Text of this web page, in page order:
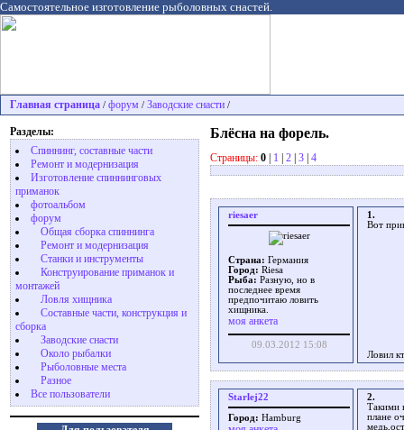
Самостоятельное изготовление рыболовных снастей.
Главная страница / форум / Заводские снасти /
Разделы:
Спиннинг, составные части
Ремонт и модернизация
Изготовление спиннинговых
приманок
фотоальбом
форум
Общая сборка спиннинга
Ремонт и модернизация
Станки и инструменты
Конструирование приманок и
монтажей
Ловля хищника
Cоставные части, конструкция и
сборка
Заводские снасти
Около рыбалки
Рыболовные места
Разное
Все пользователи
Блёсна на форель.
Страницы: 0 | 1 | 2 | 3 | 4
riesaer
Страна: Германия
Город: Riesa
Рыба: Разную, но в
последнее время
предпочитаю ловить
хищника.
моя анкета
09.03.2012 15:08
1.
Вот
Ловил
Starlej22
Город: Hamburg
2.
Такими
плане